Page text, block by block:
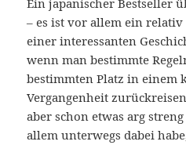
Ein japanischer Bestseller
– es ist vor allem ein
einer interessanten
wenn man bestimmte
bestimmten Platz in einem
Vergangenheit
aber schon etwas arg
allem unterwegs dabei